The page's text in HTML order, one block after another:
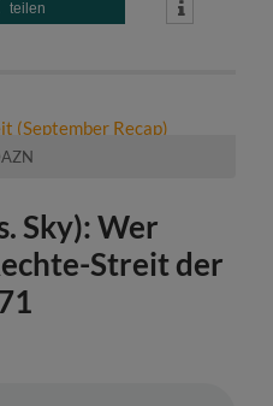
teilen
Sky): Wer
Streit der